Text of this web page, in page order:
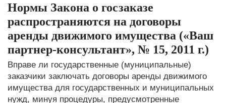
Нормы Закона о госзаказе
распространяются на договоры
аренды движимого имущества («Ваш
партнер-консультант», № 15, 2011 г.)
Вправе ли государственные (муниципальные)
заказчики заключать договоры аренды движимого
имущества для государственных и муниципальных
нужд, минуя процедуры, предусмотренные